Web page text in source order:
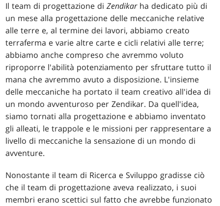
Il team di progettazione diZendikarha dedicato più di
un mese alla progettazione delle meccaniche relative
alle terre e, al termine dei lavori, abbiamo creato
terraferma e varie altre carte e cicli relativi alle terre;
abbiamo anche compreso che avremmo voluto
riproporre l'abilità potenziamento per sfruttare tutto il
mana che avremmo avuto a disposizione. L'insieme
delle meccaniche ha portato il team creativo all'idea di
un mondo avventuroso per Zendikar. Da quell'idea,
siamo tornati alla progettazione e abbiamo inventato
gli alleati, le trappole e le missioni per rappresentare a
livello di meccaniche la sensazione di un mondo di
avventure.
Nonostante il team di Ricerca e Sviluppo gradisse ciò
che il team di progettazione aveva realizzato, i suoi
membri erano scettici sul fatto che avrebbe funzionato